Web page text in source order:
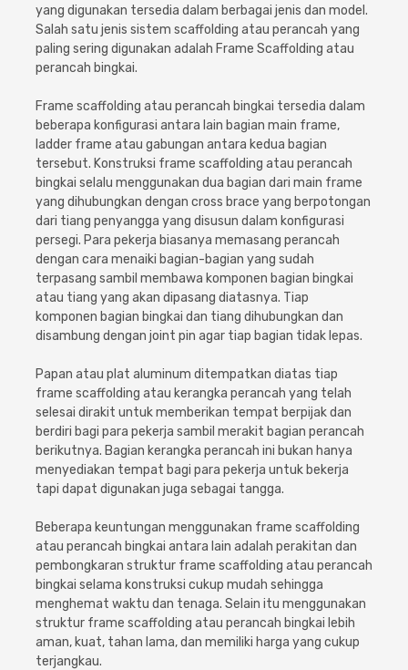
yang digunakan tersedia dalam berbagai jenis dan model.
Salah satu jenis sistem scaffolding atau perancah yang
paling sering digunakan adalah Frame Scaffolding atau
perancah bingkai.
Frame scaffolding atau perancah bingkai tersedia dalam
beberapa konfigurasi antara lain bagian main frame,
ladder frame atau gabungan antara kedua bagian
tersebut. Konstruksi frame scaffolding atau perancah
bingkai selalu menggunakan dua bagian dari main frame
yang dihubungkan dengan cross brace yang berpotongan
dari tiang penyangga yang disusun dalam konfigurasi
persegi. Para pekerja biasanya memasang perancah
dengan cara menaiki bagian-bagian yang sudah
terpasang sambil membawa komponen bagian bingkai
atau tiang yang akan dipasang diatasnya. Tiap
komponen bagian bingkai dan tiang dihubungkan dan
disambung dengan joint pin agar tiap bagian tidak lepas.
Papan atau plat aluminum ditempatkan diatas tiap
frame scaffolding atau kerangka perancah yang telah
selesai dirakit untuk memberikan tempat berpijak dan
berdiri bagi para pekerja sambil merakit bagian perancah
berikutnya. Bagian kerangka perancah ini bukan hanya
menyediakan tempat bagi para pekerja untuk bekerja
tapi dapat digunakan juga sebagai tangga.
Beberapa keuntungan menggunakan frame scaffolding
atau perancah bingkai antara lain adalah perakitan dan
pembongkaran struktur frame scaffolding atau perancah
bingkai selama konstruksi cukup mudah sehingga
menghemat waktu dan tenaga. Selain itu menggunakan
struktur frame scaffolding atau perancah bingkai lebih
aman, kuat, tahan lama, dan memiliki harga yang cukup
terjangkau.